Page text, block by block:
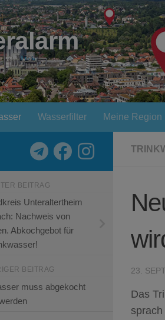
Wasserfilter Meine Region
23.
Das
BEITRAG
Unteraltertheim
Nachweis von
Abkochgebot für
BEITRAG
muss abgekocht